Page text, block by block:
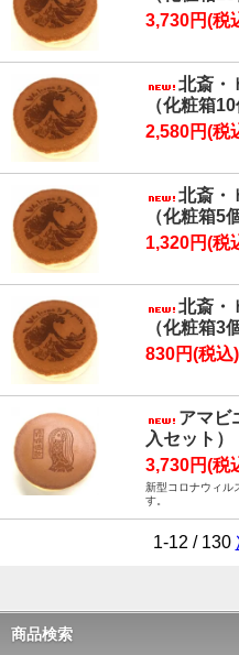
3,730円(税
北斎・
（化粧箱
2,580円(税
北斎・
（化粧箱5
1,320円(税
北斎・
（化粧箱3
830円(税込)
アマビ
入セット）
3,730円(税
新型コロナウィル
す。
1-12 / 130
商品検索